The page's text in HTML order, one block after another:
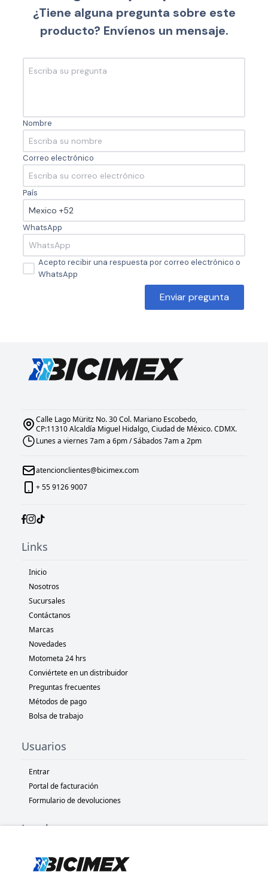
¿Tiene alguna pregunta sobre este
producto? Envíenos un mensaje.
Nombre
Correo electrónico
País
WhatsApp
Acepto recibir una respuesta por correo electrónico o
WhatsApp
Enviar pregunta
Calle Lago Müritz No. 30 Col. Mariano Escobedo,
CP:11310 Alcaldía Miguel Hidalgo, Ciudad de México. CDMX.
Lunes a viernes 7am a 6pm / Sábados 7am a 2pm
atencionclientes@bicimex.com
+ 55 9126 9007
Links
Inicio
Nosotros
Sucursales
Contáctanos
Marcas
Novedades
Motometa 24 hrs
Conviértete en un distribuidor
Preguntas frecuentes
Métodos de pago
Bolsa de trabajo
Usuarios
Entrar
Portal de facturación
Formulario de devoluciones
Legal
Políticas de privacidad